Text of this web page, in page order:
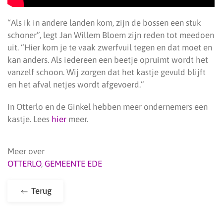
“Als ik in andere landen kom, zijn de bossen een stuk
schoner”, legt Jan Willem Bloem zijn reden tot meedoen
uit. “Hier kom je te vaak zwerfvuil tegen en dat moet en
kan anders. Als iedereen een beetje opruimt wordt het
vanzelf schoon. Wij zorgen dat het kastje gevuld blijft
en het afval netjes wordt afgevoerd.”
In Otterlo en de Ginkel hebben meer ondernemers een
kastje. Lees hier meer.
Meer over
OTTERLO, GEMEENTE EDE
Terug